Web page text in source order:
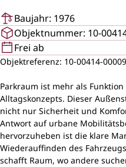
Baujahr: 1976
Objektnummer: 10-
Frei ab
Objektreferenz: 10-00414-
Parkraum ist mehr als
Alltagskonzepts. Dieser
nicht nur Sicherheit und
Antwort auf urbane
hervorzuheben ist die klare
Wiederauffinden des
schafft Raum, wo andere